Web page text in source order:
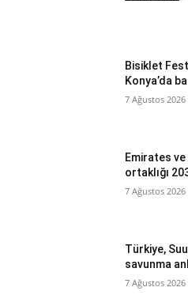
Bisiklet
Konya’da
7 Ağustos 2026
Emirates
ortaklığı
7 Ağustos 2026
Türkiye,
savunma
7 Ağustos 2026